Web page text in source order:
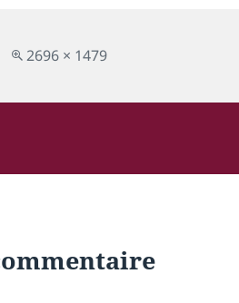
Taille
2696 × 1479